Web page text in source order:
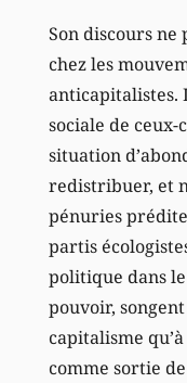
Son discours ne
chez les
anticapitalistes.
sociale de
situation
redistribuer, et
pénuries
partis
politique dans
pouvoir,
capitalisme
comme sortie